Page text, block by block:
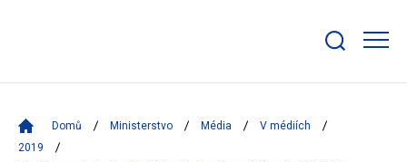
bar
Domů Ministerstvo Média
V médiích
2019